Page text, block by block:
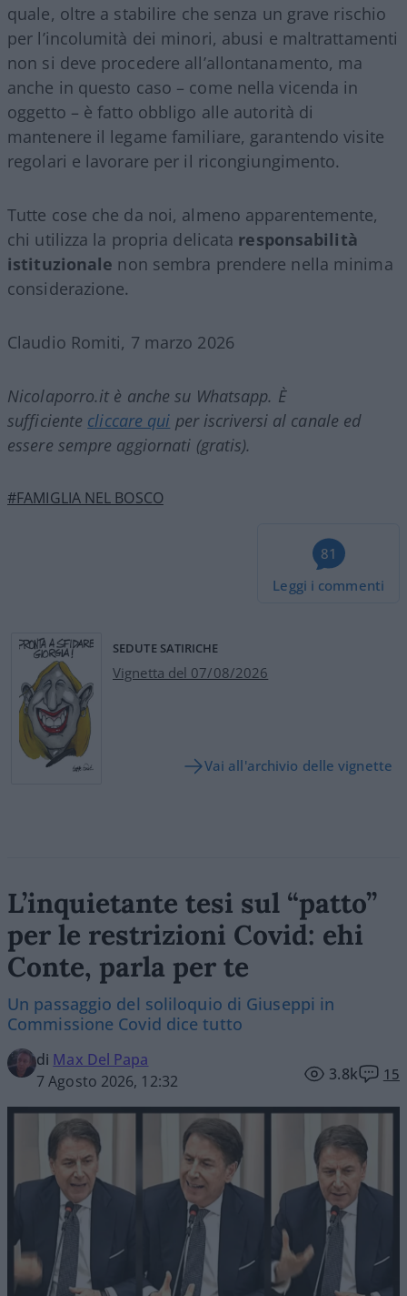
quale, oltre a stabilire che senza un grave rischio
per l’incolumità dei minori, abusi e maltrattamenti
non si deve procedere all’allontanamento, ma
anche in questo caso – come nella vicenda in
oggetto – è fatto obbligo alle autorità di
mantenere il legame familiare, garantendo visite
regolari e lavorare per il ricongiungimento.
Tutte cose che da noi, almeno apparentemente,
chi utilizza la propria delicata responsabilità
istituzionale non sembra prendere nella minima
considerazione.
Claudio Romiti, 7 marzo 2026
Nicolaporro.it è anche su Whatsapp. È
sufficiente cliccare qui per iscriversi al canale ed
essere sempre aggiornati (gratis).
#FAMIGLIA NEL BOSCO
81
Leggi i commenti
SEDUTE SATIRICHE
Vignetta del 07/08/2026
Vai all'archivio delle vignette
L’inquietante tesi sul “patto”
per le restrizioni Covid: ehi
Conte, parla per te
Un passaggio del soliloquio di Giuseppi in
Commissione Covid dice tutto
di Max Del Papa
7 Agosto 2026, 12:32
3.8k 15